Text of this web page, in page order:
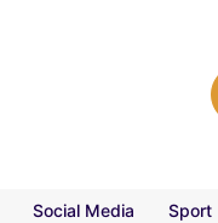
Social Media Sport